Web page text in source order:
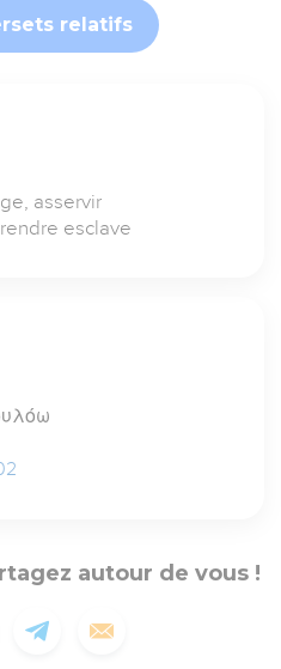
relatifs
asservir
esclave
autour de vous !